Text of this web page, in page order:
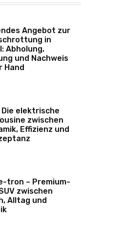
Angebot zur
in
Abholung,
und Nachweis
Hand
Die elektrische
zwischen
Effizienz und
tron – Premium-
zwischen
Alltag und